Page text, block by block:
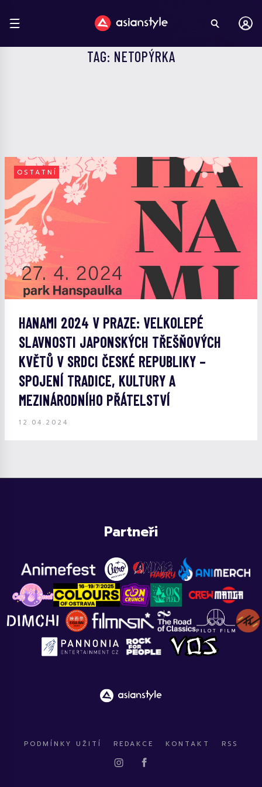
TAG: NETOPÝRKA
OSTATNÍ
HANAMI 2024 V PRAZE: VELKOLEPÉ
SLAVNOSTI JAPONSKÝCH TŘEŠŇOVÝCH
KVĚTŮ V SRDCI ČESKÉ REPUBLIKY –
SPOJENÍ TRADICE, KULTURY A
MEZINÁRODNÍHO PŘÁTELSTVÍ
12.04.2024
Partneři
PODMÍNKY UŽITÍ REDAKCE KONTAKT RSS